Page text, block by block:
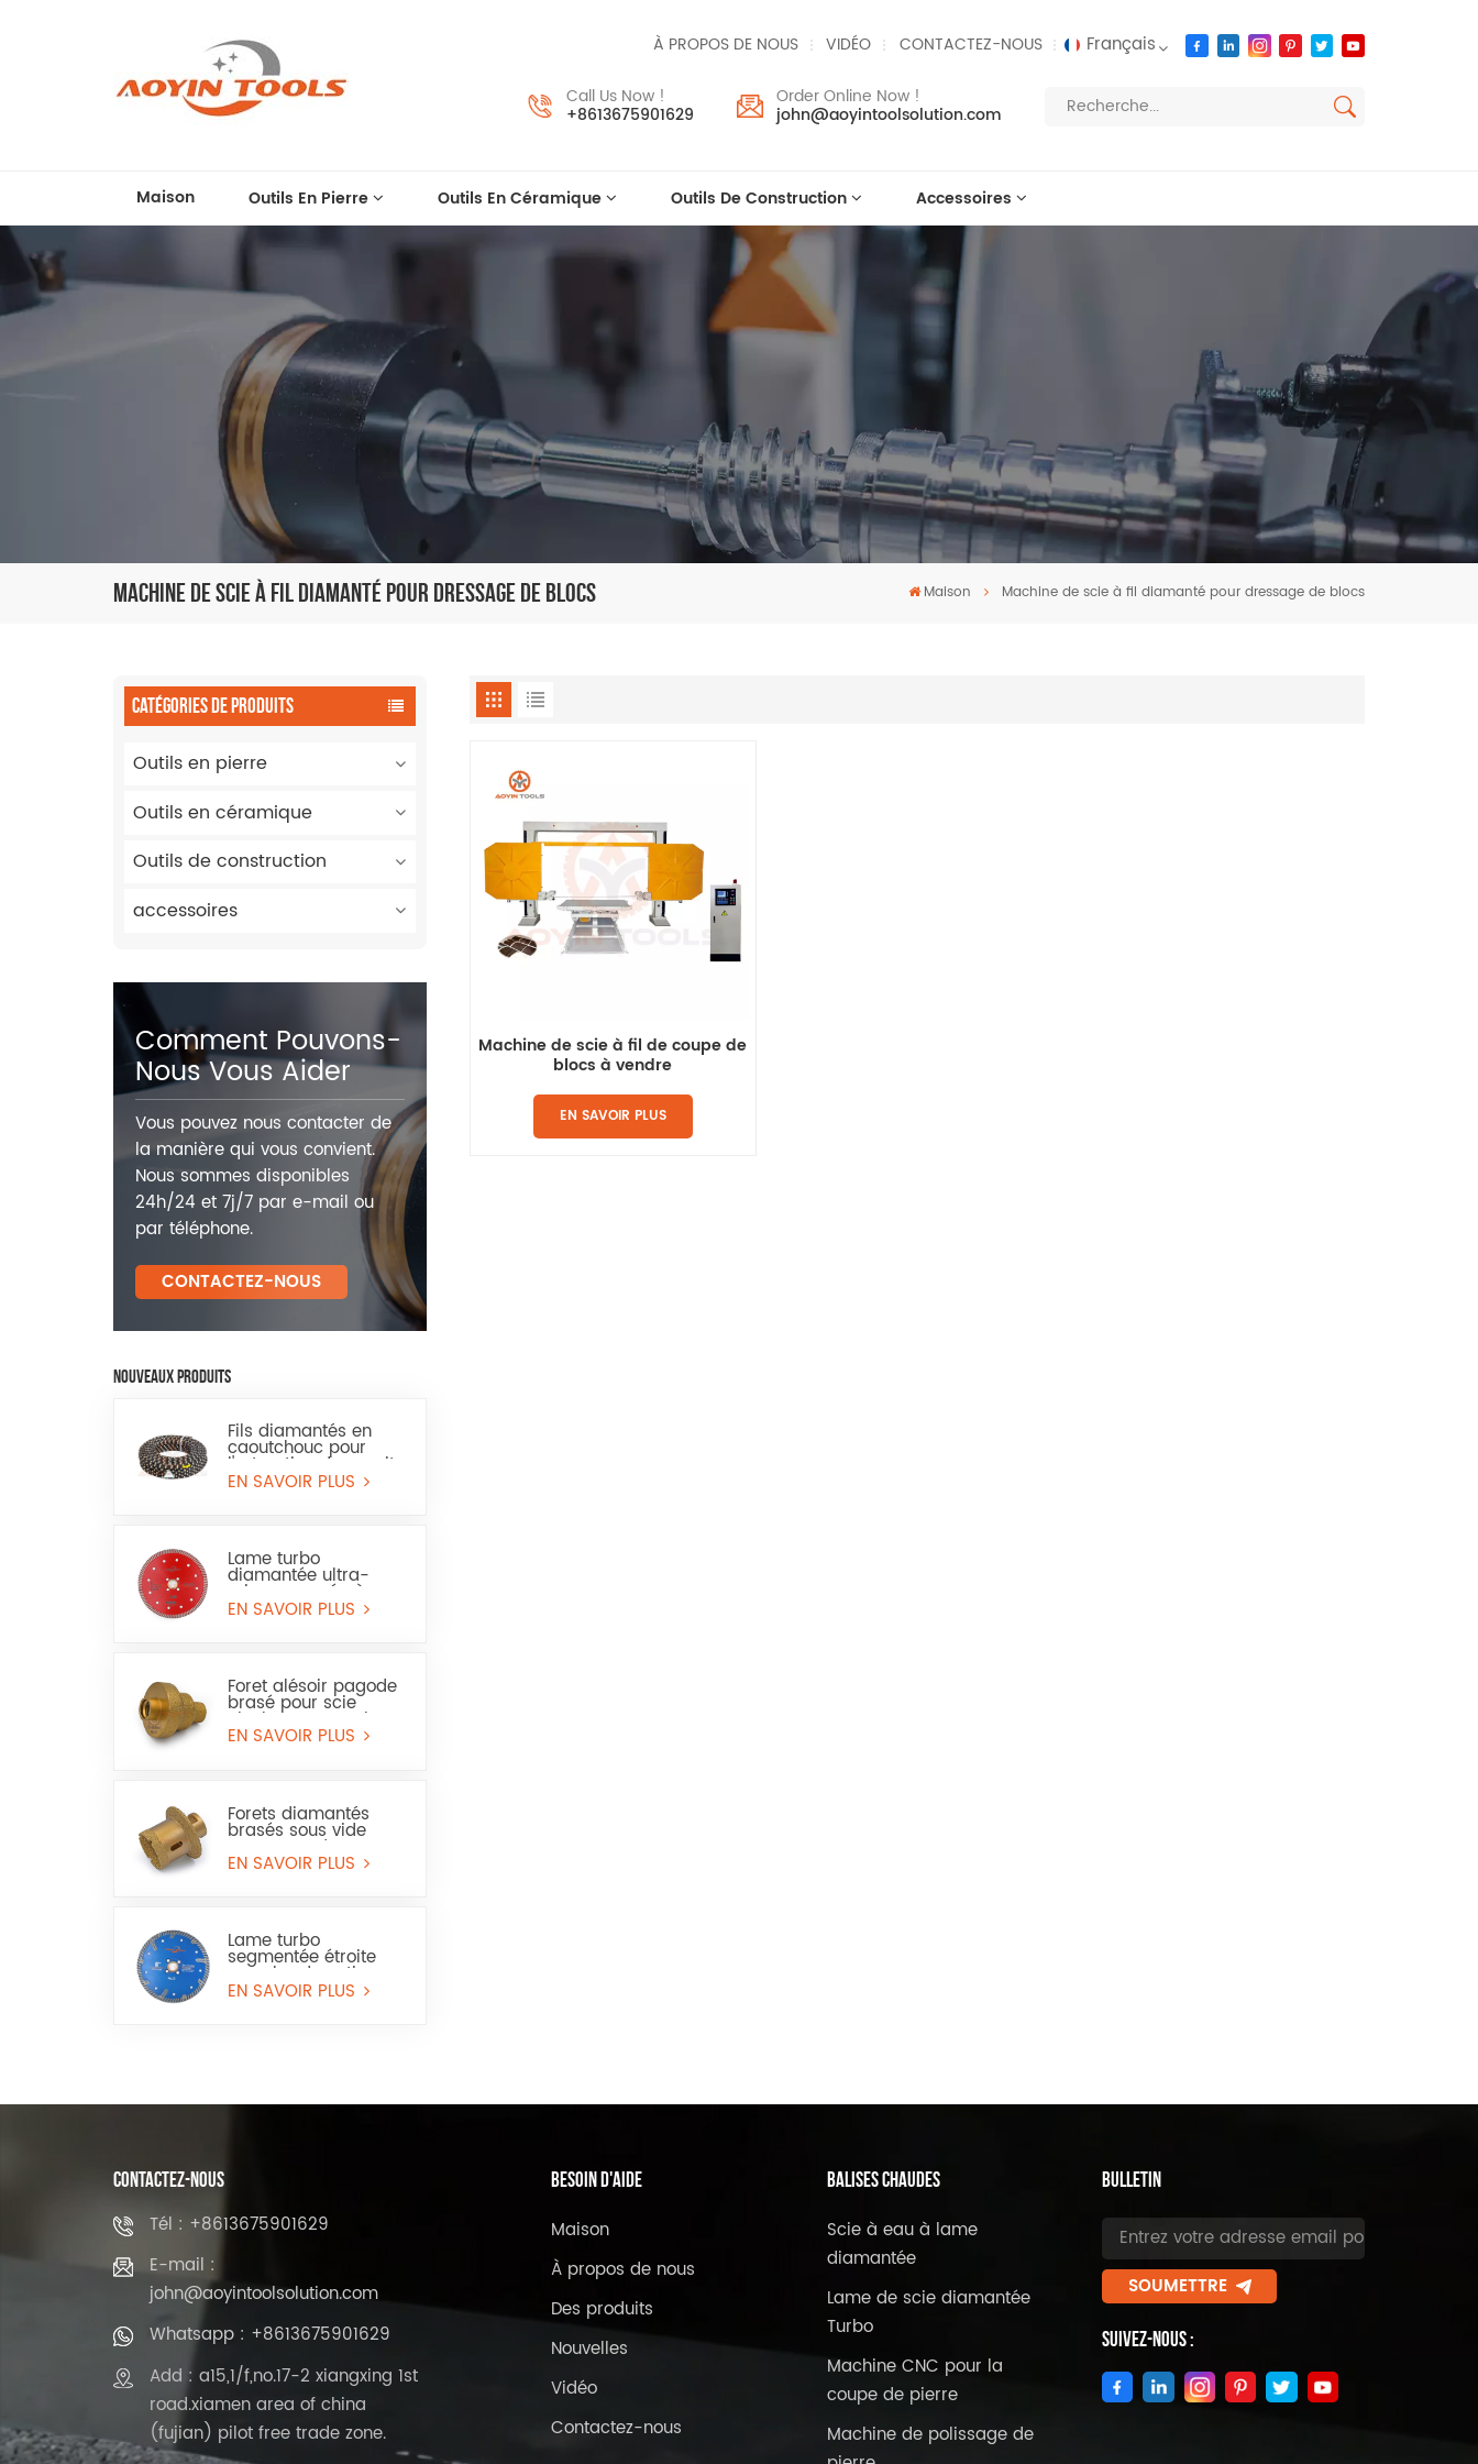
À PROPOS DE NOUS VIDÉO CONTACTEZ-NOUS Français
русский
Call Us Now !
+8613675901629
Order Online Now !
john@aoyintoolsolution.com
Maison Outils En Pierre Outils En Céramique Outils De Construction Accessoires
Machine De Scie À Fil Diamanté Pour Dressage De Blocs Maison Machine de scie à fil diamanté pour dressage de blocs
CATÉGORIES DE PRODUITS
Outils en pierre
Outils en céramique
Outils de construction
accessoires
Comment Pouvons-
Nous Vous Aider
Vous pouvez nous contacter de
la manière qui vous convient.
Nous sommes disponibles
24h/24 et 7j/7 par e-mail ou
par téléphone.
CONTACTEZ-NOUS
NOUVEAUX PRODUITS
Fils diamantés en
caoutchouc pour
l'extraction du granit
et du grès
EN SAVOIR PLUS
Lame turbo
diamantée ultra-
mince pressée à
chaud pour granit et
EN SAVOIR PLUS
Foret alésoir pagode
brasé pour scie
cloche pour marbre
ou céramique
EN SAVOIR PLUS
Forets diamantés
brasés sous vide
pour trous de
carrelage, de marbre
EN SAVOIR PLUS
Lame turbo
segmentée étroite
avec bord continu
pour granit et pierre
EN SAVOIR PLUS
Machine de scie à fil de coupe de
blocs à vendre
EN SAVOIR PLUS
CONTACTEZ-NOUS
Tél : +8613675901629
E-mail :
john@aoyintoolsolution.com
Whatsapp : +8613675901629
Add : a15,1/f,no.17-2 xiangxing 1st
road.xiamen area of china
(fujian) pilot free trade zone.
BESOIN D'AIDE
Maison
À propos de nous
Des produits
Nouvelles
Vidéo
Contactez-nous
Balises Chaudes
Scie à eau à lame
diamantée
Lame de scie diamantée
Turbo
Machine CNC pour la
coupe de pierre
Machine de polissage de
BULLETIN
SOUMETTRE
Suivez-Nous :